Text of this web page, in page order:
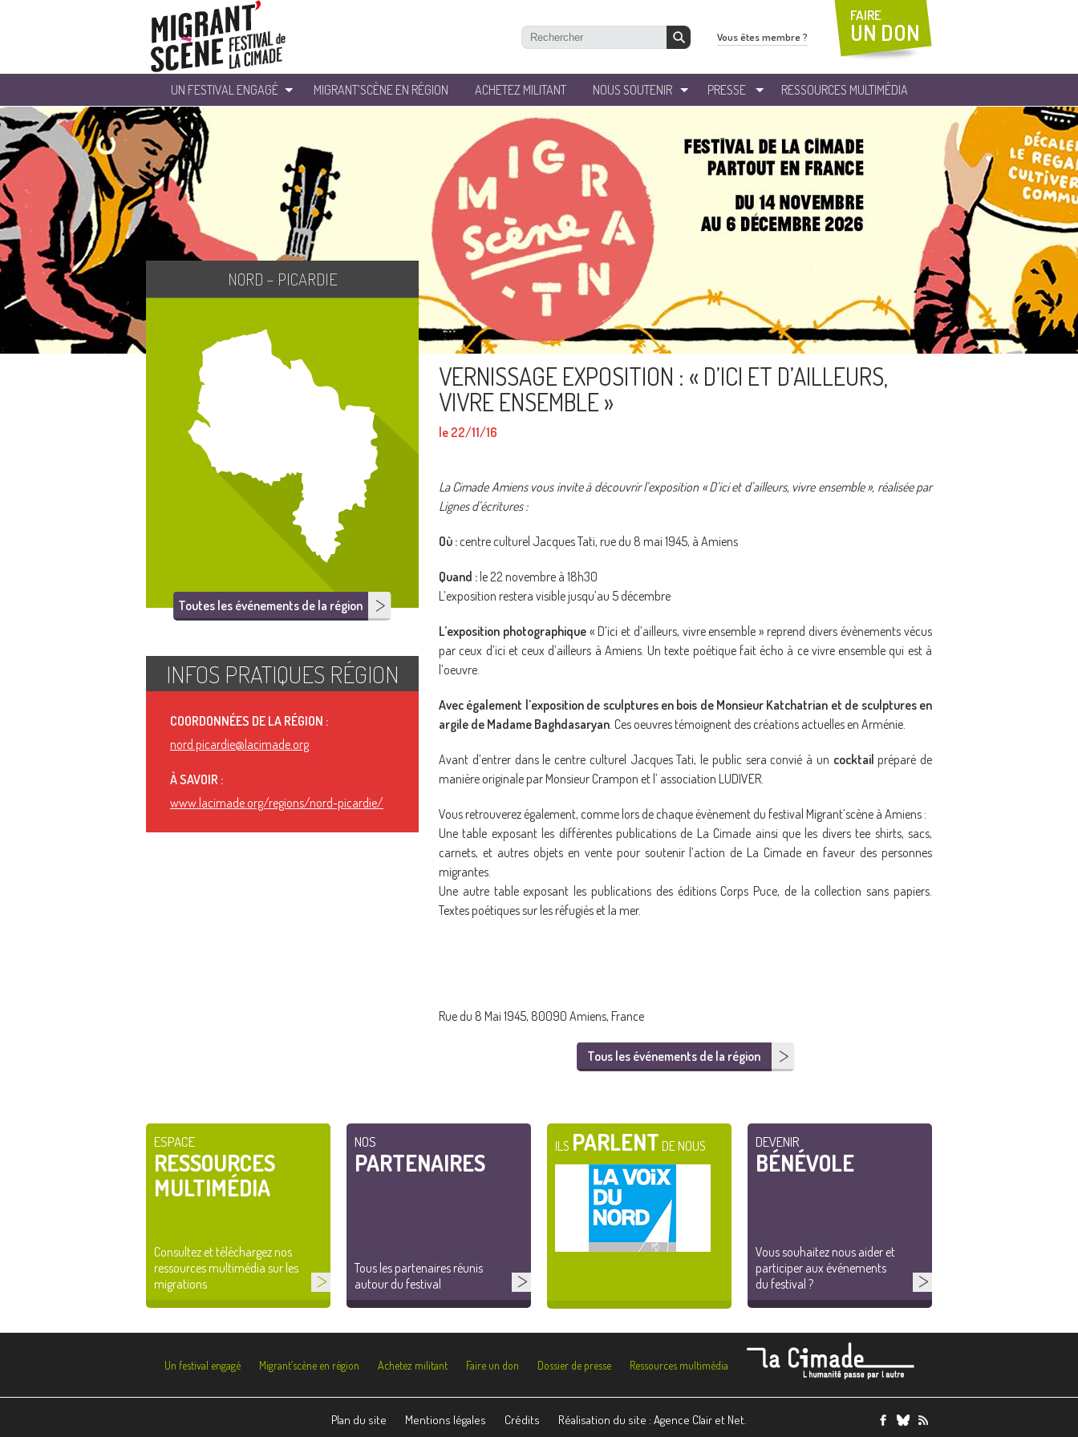
UN FESTIVAL ENGAGÉ MIGRANT’SCÈNE EN RÉGION ACHETEZ MILITANT NOUS SOUTENIR PRESSE RESSOURCES MULTIMÉDIA
Vous êtes membre ?
FAIRE
UN DON
VERNISSAGE EXPOSITION : « D’ICI ET D’AILLEURS,
VIVRE ENSEMBLE »
le 22/11/16
La Cimade Amiens vous invite à découvrir l’exposition « D’ici et d’ailleurs, vivre ensemble », réalisée par
Lignes d’écritures :
Où : centre culturel Jacques Tati, rue du 8 mai 1945, à Amiens
Quand : le 22 novembre à 18h30
L’exposition restera visible jusqu’au 5 décembre
L’exposition photographique« D’ici et d’ailleurs, vivre ensemble » reprend divers évènements vécus
par ceux d’ici et ceux d’ailleurs à Amiens. Un texte poétique fait écho à ce vivre ensemble qui est à
l’oeuvre.
Avec également l’exposition de sculptures en bois de Monsieur Katchatrian et de sculptures en
argile de Madame Baghdasaryan. Ces oeuvres témoignent des créations actuelles en Arménie.
Avant d’entrer dans le centre culturel Jacques Tati, le public sera convié à un cocktail préparé de
manière originale par Monsieur Crampon et l’ association LUDIVER.
Vous retrouverez également, comme lors de chaque évènement du festival Migrant’scène à Amiens :
Une table exposant les différentes publications de La Cimade ainsi que les divers tee shirts, sacs,
carnets, et autres objets en vente pour soutenir l’action de La Cimade en faveur des personnes
migrantes.
Une autre table exposant les publications des éditions Corps Puce, de la collection sans papiers.
Textes poétiques sur les réfugiés et la mer.
Rue du 8 Mai 1945, 80090 Amiens, France
Tous les événements de la région
NORD – PICARDIE
Toutes les événements de la région
INFOS PRATIQUES RÉGION
COORDONNÉES DE LA RÉGION :
nord.picardie@lacimade.org
À SAVOIR :
www.lacimade.org/regions/nord-picardie/
ESPACE
RESSOURCES
MULTIMÉDIA
Consultez et téléchargez nos
ressources multimédia sur les
migrations
NOS
PARTENAIRES
Tous les partenaires réunis
autour du festival
ILS PARLENT DE NOUS DEVENIR
BÉNÉVOLE
Vous souhaitez nous aider et
participer aux événements
du festival ?
Un festival engagé Migrant’scène en région Achetez militant Faire un don Dossier de presse Ressources multimédia
Plan du site Mentions légales Crédits Réalisation du site : Agence Clair et Net.